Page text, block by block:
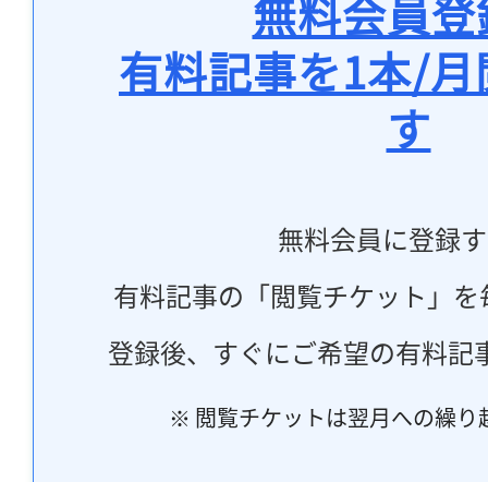
無料会員
有料記事を1本/
す
無料会員に登録
有料記事の「閲覧チケット」
登録後、すぐにご希望の有料記
※ 閲覧チケットは翌月への繰り